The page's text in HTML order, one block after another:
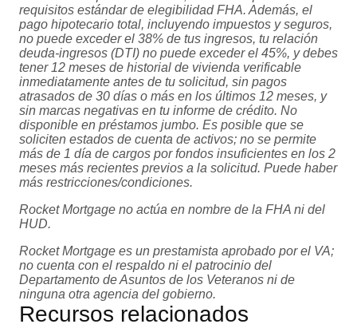
requisitos estándar de elegibilidad FHA. Además, el
pago hipotecario total, incluyendo impuestos y seguros,
no puede exceder el 38% de tus ingresos, tu relación
deuda-ingresos (DTI) no puede exceder el 45%, y debes
tener 12 meses de historial de vivienda verificable
inmediatamente antes de tu solicitud, sin pagos
atrasados de 30 días o más en los últimos 12 meses, y
sin marcas negativas en tu informe de crédito. No
disponible en préstamos jumbo. Es posible que se
soliciten estados de cuenta de activos; no se permite
más de 1 día de cargos por fondos insuficientes en los 2
meses más recientes previos a la solicitud. Puede haber
más restricciones/condiciones.
Rocket Mortgage no actúa en nombre de la FHA ni del
HUD.
Rocket Mortgage es un prestamista aprobado por el VA;
no cuenta con el respaldo ni el patrocinio del
Departamento de Asuntos de los Veteranos ni de
ninguna otra agencia del gobierno.
Recursos relacionados